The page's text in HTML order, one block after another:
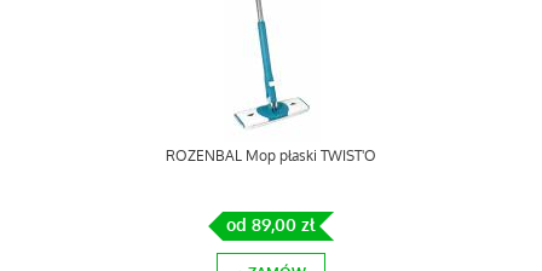
ROZENBAL Mop płaski TWIST'O
od 89,00 zł